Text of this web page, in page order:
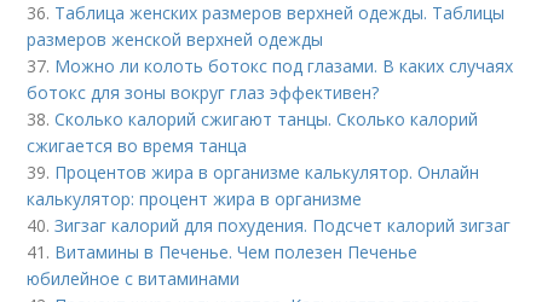
36. Таблица женских размеров верхней одежды. Таблицы
размеров женской верхней одежды
37. Можно ли колоть ботокс под глазами. В каких случаях
ботокс для зоны вокруг глаз эффективен?
38.Сколько калорий сжигают танцы. Сколько калорий
сжигается во время танца
39. Процентов жира в организме калькулятор. Онлайн
калькулятор: процент жира в организме
40.Зигзаг калорий для похудения. Подсчет калорий зигзаг
41. Витамины в Печенье. Чем полезен Печенье
юбилейное с витаминами